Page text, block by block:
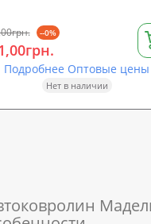
--0%
Подробнее Оптовые цены
Нет в наличии